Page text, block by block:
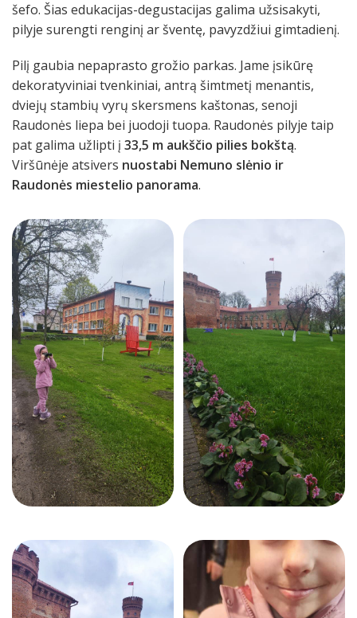
šefo. Šias edukacijas-degustacijas galima užsisakyti,
pilyje surengti renginį ar šventę, pavyzdžiui gimtadienį.
Pilį gaubia nepaprasto grožio parkas. Jame įsikūrę
dekoratyviniai tvenkiniai, antrą šimtmetį menantis,
dviejų stambių vyrų skersmens kaštonas, senoji
Raudonės liepa bei juodoji tuopa. Raudonės pilyje taip
pat galima užlipti į 33,5 m aukščio pilies bokštą.
Viršūnėje atsivers nuostabi Nemuno slėnio ir
Raudonės miestelio panorama.